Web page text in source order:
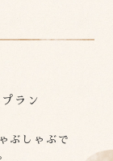
ラン
ぶしゃぶで